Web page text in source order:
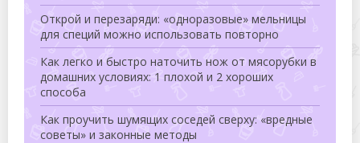
Открой и перезаряди: «одноразовые» мельницы
для специй можно использовать повторно
Как легко и быстро наточить нож от мясорубки в
домашних условиях: 1 плохой и 2 хороших
способа
Как проучить шумящих соседей сверху: «вредные
советы» и законные методы